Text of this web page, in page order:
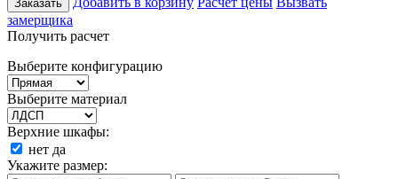
Заказать
замерщика
Получить расчет
Выберите конфигурацию
Выберите материал
Верхние шкафы:
нет да
Укажите размер: